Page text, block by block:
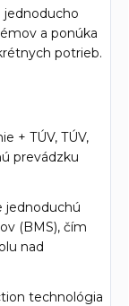
jednoducho
a ponúka
potrieb.
+ TÚV, TÚV,
prevádzku
jednoduchú
(BMS), čím
nad
technológia